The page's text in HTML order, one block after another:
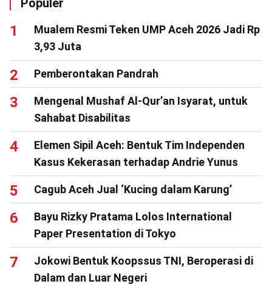
Populer
Mualem Resmi Teken UMP Aceh 2026 Jadi Rp
3,93 Juta
Pemberontakan Pandrah
Mengenal Mushaf Al-Qur’an Isyarat, untuk
Sahabat Disabilitas
Elemen Sipil Aceh: Bentuk Tim Independen
Kasus Kekerasan terhadap Andrie Yunus
Cagub Aceh Jual ‘Kucing dalam Karung’
Bayu Rizky Pratama Lolos International
Paper Presentation di Tokyo
Jokowi Bentuk Koopssus TNI, Beroperasi di
Dalam dan Luar Negeri